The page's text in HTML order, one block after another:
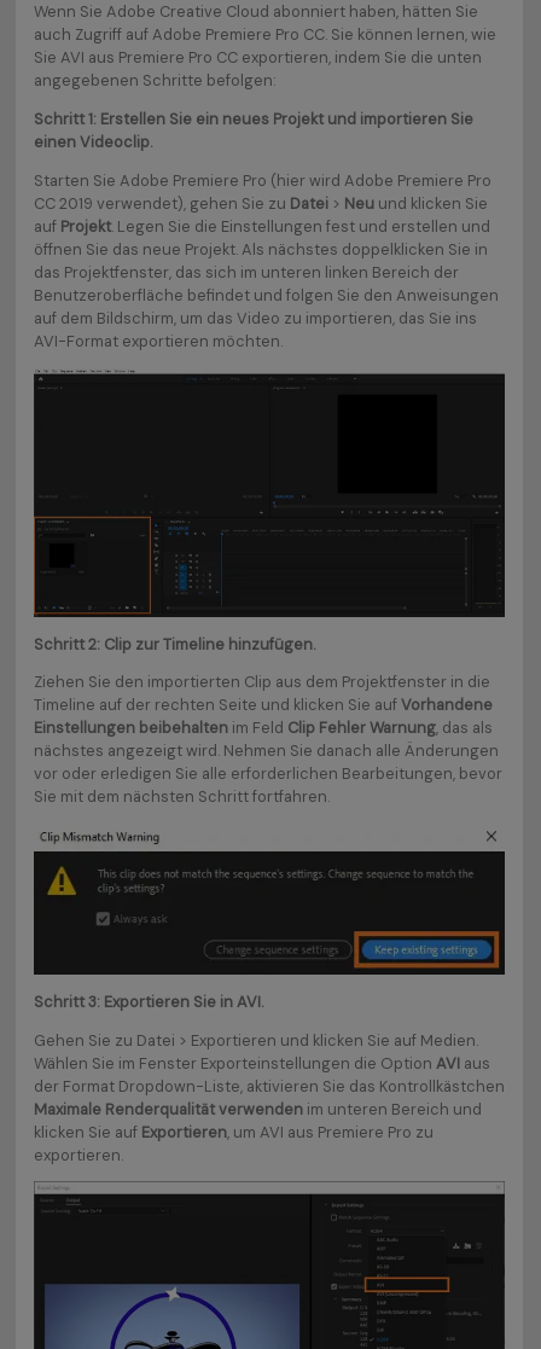
Wenn Sie Adobe Creative Cloud abonniert haben, hätten Sie
auch Zugriff auf Adobe Premiere Pro CC. Sie können lernen, wie
Sie AVI aus Premiere Pro CC exportieren, indem Sie die unten
angegebenen Schritte befolgen:
Schritt 1: Erstellen Sie ein neues Projekt und importieren Sie
einen Videoclip.
Starten Sie Adobe Premiere Pro (hier wird Adobe Premiere Pro
CC 2019 verwendet), gehen Sie zu Datei> Neuund klicken Sie
auf Projekt. Legen Sie die Einstellungen fest und erstellen und
öffnen Sie das neue Projekt. Als nächstes doppelklicken Sie in
das Projektfenster, das sich im unteren linken Bereich der
Benutzeroberfläche befindet und folgen Sie den Anweisungen
auf dem Bildschirm, um das Video zu importieren, das Sie ins
AVI-Format exportieren möchten.
Schritt 2: Clip zur Timeline hinzufügen.
Ziehen Sie den importierten Clip aus dem Projektfenster in die
Timeline auf der rechten Seite und klicken Sie aufVorhandene
Einstellungen beibehaltenim Feld Clip Fehler Warnung, das als
nächstes angezeigt wird. Nehmen Sie danach alle Änderungen
vor oder erledigen Sie alle erforderlichen Bearbeitungen, bevor
Sie mit dem nächsten Schritt fortfahren.
Schritt 3: Exportieren Sie in AVI.
Gehen Sie zu Datei > Exportieren und klicken Sie auf Medien.
Wählen Sie im Fenster Exporteinstellungen die Option AVIaus
der Format Dropdown-Liste, aktivieren Sie das Kontrollkästchen
Maximale Renderqualität verwendenim unteren Bereich und
klicken Sie auf Exportieren, um AVI aus Premiere Pro zu
exportieren.